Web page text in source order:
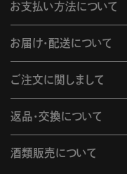
お支払い方法について
お届け・配送について
ご注文に関しまして
返品・交換について
酒類販売について